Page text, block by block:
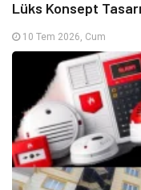
Lüks Konsept
10 Tem 2026, Cum